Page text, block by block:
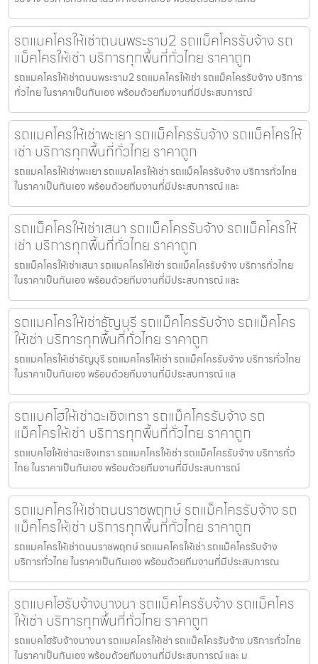
รถแมคโครให้เช่าถนนพระราม2 รถแม็คโครรับจ้าง รถ
แม็คโครให้เช่า บริการทุกพื้นที่ทั่วไทย ราคาถูก
รถแมคโครให้เช่าถนนพระราม2 รถแมคโครให้เช่า รถแม็คโครรับจ้าง บริการ
ทั่วไทย ในราคาเป็นกันเอง พร้อมด้วยทีมงานที่มีประสบการณ์
รถแมคโครให้เช่าพะเยา รถแม็คโครรับจ้าง รถแม็คโครให้
เช่า บริการทุกพื้นที่ทั่วไทย ราคาถูก
รถแมคโครให้เช่าพะเยา รถแมคโครให้เช่า รถแม็คโครรับจ้าง บริการทั่วไทย
ในราคาเป็นกันเอง พร้อมด้วยทีมงานที่มีประสบการณ์ และ
รถแม็คโครให้เช่าเสนา รถแม็คโครรับจ้าง รถแม็คโครให้
เช่า บริการทุกพื้นที่ทั่วไทย ราคาถูก
รถแม็คโครให้เช่าเสนา รถแมคโครให้เช่า รถแม็คโครรับจ้าง บริการทั่วไทย
ในราคาเป็นกันเอง พร้อมด้วยทีมงานที่มีประสบการณ์ และ
รถแมคโครให้เช่าธัญบุรี รถแม็คโครรับจ้าง รถแม็คโคร
ให้เช่า บริการทุกพื้นที่ทั่วไทย ราคาถูก
รถแมคโครให้เช่าธัญบุรี รถแมคโครให้เช่า รถแม็คโครรับจ้าง บริการทั่วไทย
ในราคาเป็นกันเอง พร้อมด้วยทีมงานที่มีประสบการณ์ แล
รถแบคโฮให้เช่าฉะเชิงเทรา รถแม็คโครรับจ้าง รถ
แม็คโครให้เช่า บริการทุกพื้นที่ทั่วไทย ราคาถูก
รถแบคโฮให้เช่าฉะเชิงเทรา รถแมคโครให้เช่า รถแม็คโครรับจ้าง บริการทั่ว
ไทย ในราคาเป็นกันเอง พร้อมด้วยทีมงานที่มีประสบการณ์
รถแมคโครให้เช่าถนนราชพฤกษ์ รถแม็คโครรับจ้าง รถ
แม็คโครให้เช่า บริการทุกพื้นที่ทั่วไทย ราคาถูก
รถแมคโครให้เช่าถนนราชพฤกษ์ รถแมคโครให้เช่า รถแม็คโครรับจ้าง
บริการทั่วไทย ในราคาเป็นกันเอง พร้อมด้วยทีมงานที่มีประสบการณ
รถแบคโฮรับจ้างบางนา รถแม็คโครรับจ้าง รถแม็คโคร
ให้เช่า บริการทุกพื้นที่ทั่วไทย ราคาถูก
รถแบคโฮรับจ้างบางนา รถแมคโครให้เช่า รถแม็คโครรับจ้าง บริการทั่วไทย
ในราคาเป็นกันเอง พร้อมด้วยทีมงานที่มีประสบการณ์ และ ม